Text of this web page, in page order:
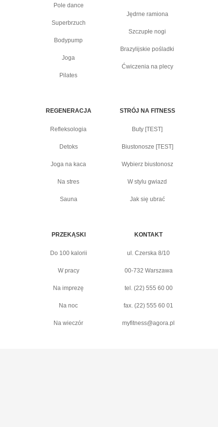
Pole dance
Superbrzuch
Bodypump
Joga
Pilates
Jędrne ramiona
Szczupłe nogi
Brazylijskie pośladki
Ćwiczenia na plecy
REGENERACJA
Refleksologia
Detoks
Joga na kaca
Na stres
Sauna
STRÓJ NA FITNESS
Buty [TEST]
Biustonosze [TEST]
Wybierz biustonosz
W stylu gwiazd
Jak się ubrać
PRZEKĄSKI
Do 100 kalorii
W pracy
Na imprezę
Na noc
Na wieczór
KONTAKT
ul. Czerska 8/10
00-732 Warszawa
tel. (22) 555 60 00
fax. (22) 555 60 01
myfitness@agora.pl